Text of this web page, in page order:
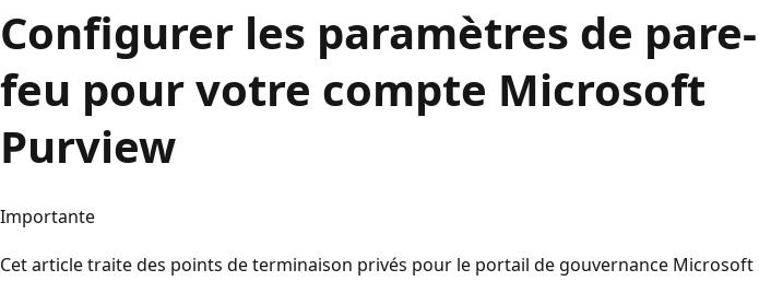
Configurer les paramètres de pare-
feu pour votre compte Microsoft
Purview
Importante
Cet article traite des points de terminaison privés pour le portail de gouvernance Microsoft